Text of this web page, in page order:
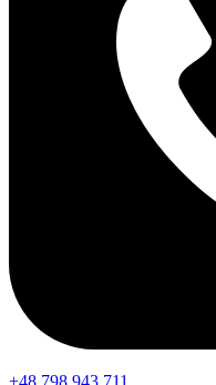
+48 798 943 711